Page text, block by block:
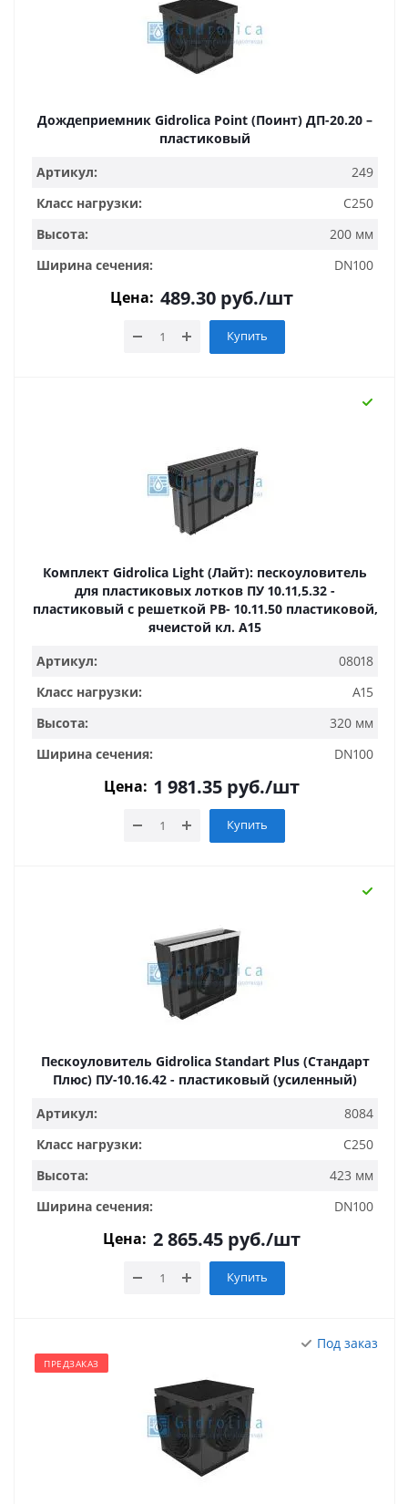
Дождеприемник Gidrolica Point (Поинт) ДП-20.20 –
пластиковый
Артикул:
249
Класс нагрузки:
C250
Высота:
200 мм
Ширина сечения:
DN100
Цена: 489.30 руб./шт
Купить
Комплект Gidrolica Light (Лайт): пескоуловитель
для пластиковых лотков ПУ 10.11,5.32 -
пластиковый с решеткой РВ- 10.11.50 пластиковой,
ячеистой кл. A15
Артикул:
08018
Класс нагрузки:
A15
Высота:
320 мм
Ширина сечения:
DN100
Цена: 1 981.35 руб./шт
Купить
Пескоуловитель Gidrolica Standart Plus (Стандарт
Плюс) ПУ-10.16.42 - пластиковый (усиленный)
Артикул:
8084
Класс нагрузки:
C250
Высота:
423 мм
Ширина сечения:
DN100
Цена: 2 865.45 руб./шт
Купить
Под заказ
ПРЕДЗАКАЗ